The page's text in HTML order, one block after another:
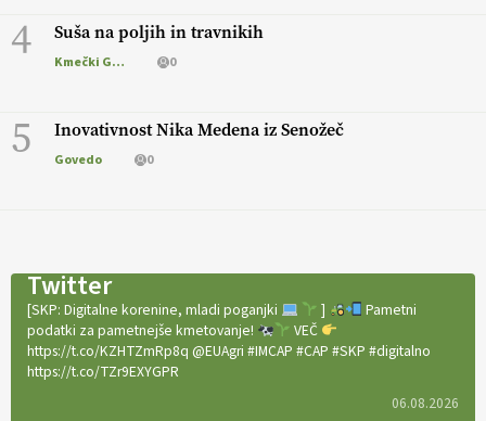
4 Suša na poljih in travnikih
Kmečki Glas 0
5 Inovativnost Nika Medena iz Senožeč
Govedo 0
Twitter
[SKP: Digitalne korenine, mladi poganjki ]
Pametni
podatki za pametnejše kmetovanje!
VEČ
https://t.co/KZHTZmRp8q @EUAgri #IMCAP #CAP #SKP #digitalno
https://t.co/TZr9EXYGPR
06.08.2026